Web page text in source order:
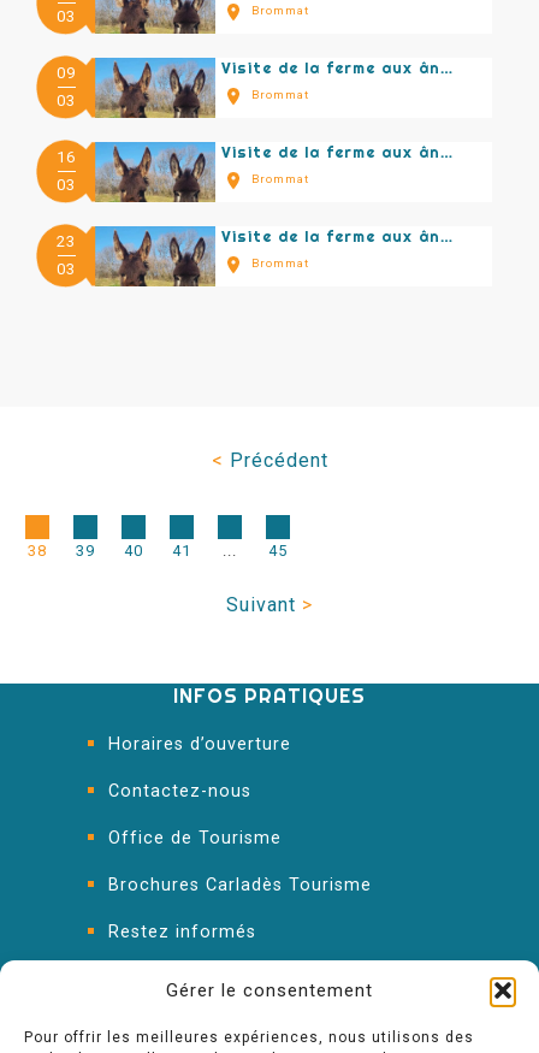
Gérer le consentement
Pour offrir les meilleures expériences, nous utilisons des
03
Brommat
09
03
Visite de la ferme aux ânes
Brommat
16
03
Visite de la ferme aux ânes
Brommat
23
03
Visite de la ferme aux ânes
Brommat
< Précédent
38 39 40 41 ... 45
Suivant >
INFOS PRATIQUES
Horaires d’ouverture
Contactez-nous
Office de Tourisme
Brochures Carladès Tourisme
Restez informés
FAQ : les réponses à vos questions